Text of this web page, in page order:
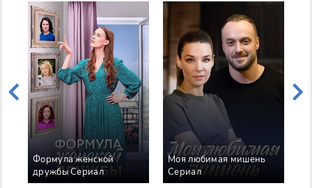
Формула женской
дружбы Сериал
Моя любимая мишень
Сериал